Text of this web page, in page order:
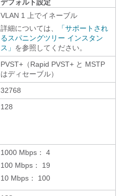
デフォルト設定
VLAN 1 上でイネーブル
詳細については、
「サポートされ
るスパニングツリー インスタン
ス」 を参照してください。
PVST+（Rapid PVST+ と MSTP
はディセーブル）
32768
128
1000 Mbps： 4
100 Mbps： 19
10 Mbps： 100